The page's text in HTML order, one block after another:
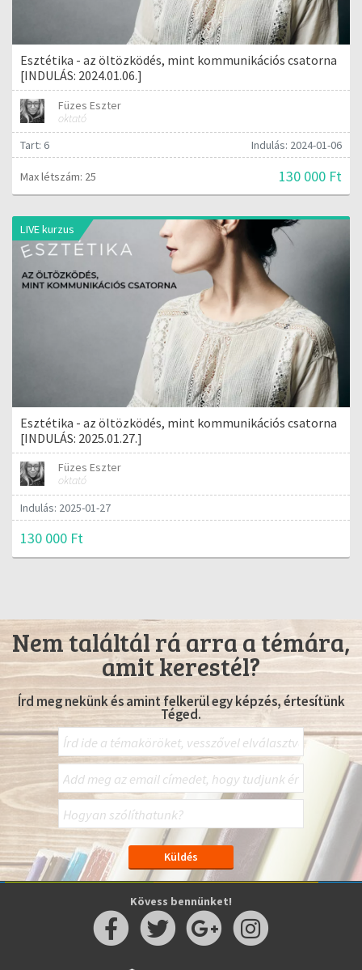
Esztétika - az öltözködés, mint kommunikációs csatorna
[INDULÁS: 2024.01.06.]
Füzes Eszter
oktató
Tart: 6
Indulás: 2024-01-06
Max létszám: 25 130 000 Ft
LIVE kurzus
Esztétika - az öltözködés, mint kommunikációs csatorna
[INDULÁS: 2025.01.27.]
Füzes Eszter
oktató
Indulás: 2025-01-27
130 000 Ft
Nem találtál rá arra a témára,
amit kerestél?
Írd meg nekünk és amint felkerül egy képzés, értesítünk
Téged.
Kövess bennünket!